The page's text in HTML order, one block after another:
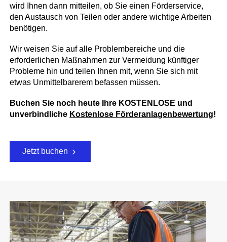
wird Ihnen dann mitteilen, ob Sie einen Förderservice,
den Austausch von Teilen oder andere wichtige Arbeiten
benötigen.
Wir weisen Sie auf alle Problembereiche und die
erforderlichen Maßnahmen zur Vermeidung künftiger
Probleme hin und teilen Ihnen mit, wenn Sie sich mit
etwas Unmittelbarerem befassen müssen.
Buchen Sie noch heute Ihre KOSTENLOSE und
unverbindliche Kostenlose Förderanlagenbewertung!
Jetzt buchen